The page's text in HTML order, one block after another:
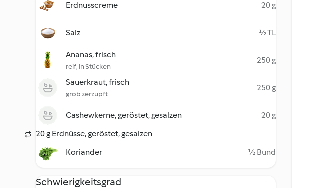
Erdnusscreme 20 g
Salz ½ TL
Ananas, frisch
reif, in Stücken
250 g
Sauerkraut, frisch
grob zerzupft
250 g
Cashewkerne, geröstet, gesalzen
20 g
20 g Erdnüsse, geröstet, gesalzen
Koriander
½ Bund
Schwierigkeitsgrad